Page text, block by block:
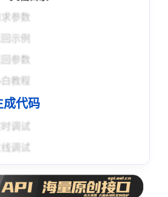
求参数
回示例
回参数
教程
成代码
时调试
线调试